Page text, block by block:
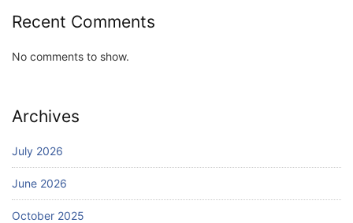
Recent Comments
No comments to show.
Archives
July 2026
June 2026
October 2025